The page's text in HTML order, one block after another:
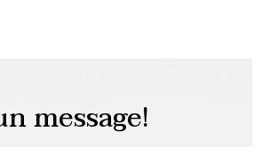
message!